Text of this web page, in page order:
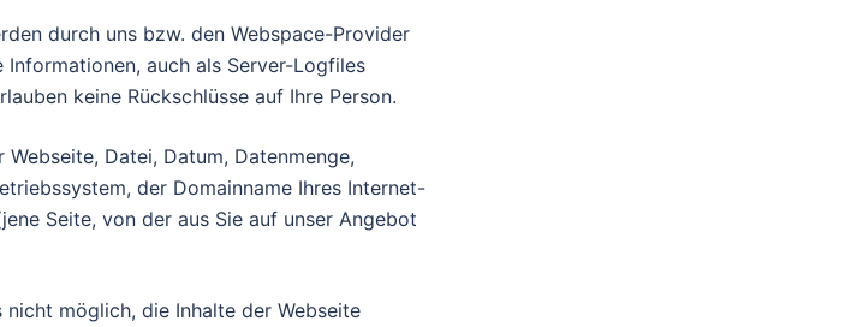
durch uns bzw. den Webspace-Provider
auch als Server-Logfiles
keine Rückschlüsse auf Ihre Person.
Datei, Datum, Datenmenge,
der Domainname Ihres Internet-
Seite, von der aus Sie auf unser Angebot
möglich, die Inhalte der Webseite